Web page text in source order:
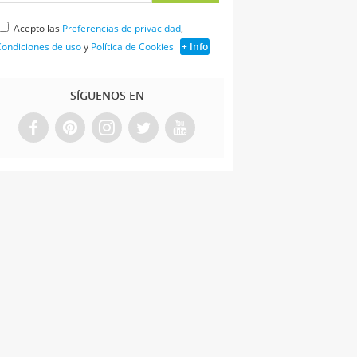
Acepto las Preferencias de privacidad,
de usoy Política de Cookies + Info
SÍGUENOS EN